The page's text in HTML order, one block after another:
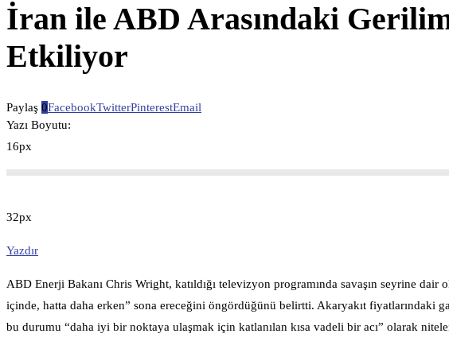
İran ile ABD Arasındaki
Etkiliyor
Paylaş 0FacebookTwitterPinterestEmail
Yazı Boyutu:
16px
32px
Yazdır
ABD Enerji Bakanı Chris Wright, katıldığı televizyon programında savaşın seyrine
içinde, hatta daha erken” sona ereceğini öngördüğünü belirtti. Akaryakıt fiyatlarındaki
bu durumu “daha iyi bir noktaya ulaşmak için katlanılan kısa vadeli bir acı” olarak